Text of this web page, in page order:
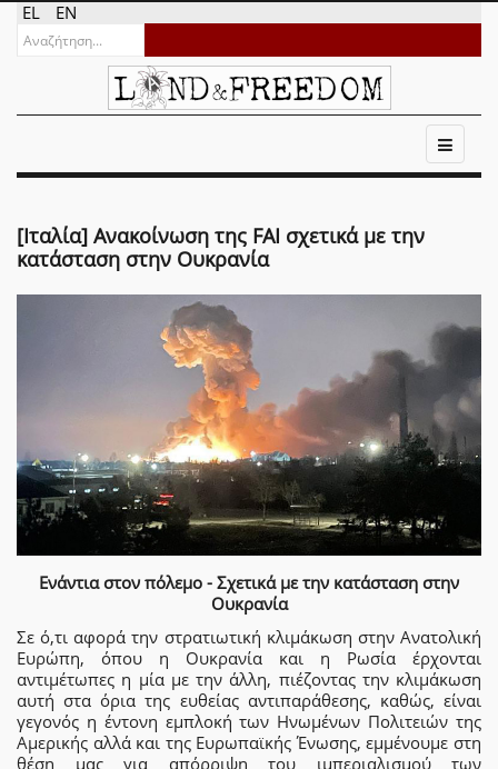
EL EN
[Ιταλία] Ανακοίνωση της FAI σχετικά με την
κατάσταση στην Ουκρανία
Ενάντια στον πόλεμο - Σχετικά με την κατάσταση στην
Ουκρανία
Σε ό,τι αφορά την στρατιωτική κλιμάκωση στην Ανατολική
Ευρώπη, όπου η Ουκρανία και η Ρωσία έρχονται
αντιμέτωπες η μία με την άλλη, πιέζοντας την κλιμάκωση
αυτή στα όρια της ευθείας αντιπαράθεσης, καθώς, είναι
γεγονός η έντονη εμπλοκή των Ηνωμένων Πολιτειών της
Αμερικής αλλά και της Ευρωπαϊκής Ένωσης, εμμένουμε στη
θέση μας για απόρριψη του ιμπεριαλισμού των